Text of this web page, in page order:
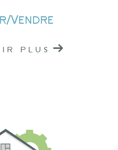
de vendre ou
sur-
Vendre
PLUS